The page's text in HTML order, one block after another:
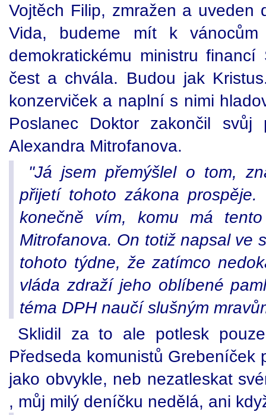
Vojtěch Filip, zmražen a uveden
Vida, budeme mít k
demokratickému ministru
čest a chvála. Budou jak
konzerviček a naplní s nimi
Poslanec Doktor zakončil
Alexandra Mitrofanova.
"Já jsem přemýšlel o tom,
přijetí tohoto zákona
konečně vím, komu má
Mitrofanova. On totiž napsal ve
tohoto týdne, že zatímco
vláda zdraží jeho oblíbené
téma DPH naučí slušným
Sklidil za to ale potlesk
Předseda komunistů Grebeníček
jako obvykle, neb nezatleskat
, můj milý deníčku nedělá, ani